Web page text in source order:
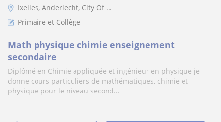
Ixelles, Anderlecht, City Of ...
Primaire et Collège
Math physique chimie enseignement
secondaire
Diplômé en Chimie appliquée et ingénieur en physique je
donne cours particuliers de mathématiques, chimie et
physique pour le niveau second...